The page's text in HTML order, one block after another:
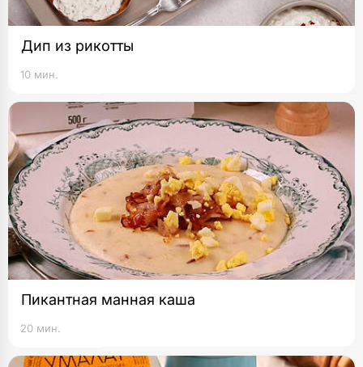
Дип из рикотты
10 мин.
Пикантная манная каша
20 мин.